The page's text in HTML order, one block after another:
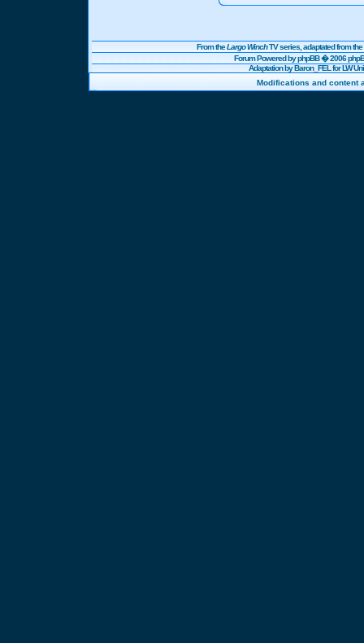
From theLargo WinchTV series, adaptated from
Forum Powered byphpBB� 2006
Adaptation by Baron_FEL for LW
Modifications and content